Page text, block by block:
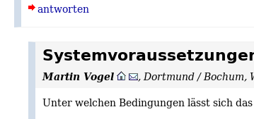
antworten
Martin Vogel ,Dortmund / Bochum,
Unter welchen Bedingungen lässt sich